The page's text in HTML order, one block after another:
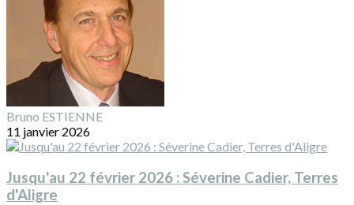
Bruno ESTIENNE
11 janvier 2026
Jusqu'au 22 février 2026 : Séverine Cadier, Terres
d'Aligre